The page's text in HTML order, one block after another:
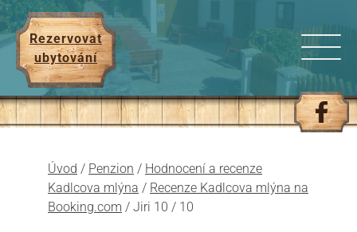
Rezervovat
ubytování
Úvod / Penzion / Hodnocení a recenze
Kadlcova mlýna / Recenze Kadlcova mlýna na
Booking.com / Jiri 10 / 10